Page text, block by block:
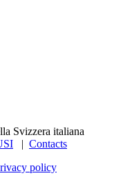
Svizzera italiana
| Contacts
policy